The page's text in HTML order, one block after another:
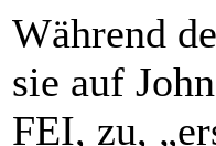
Während
sie auf
FEI, zu,